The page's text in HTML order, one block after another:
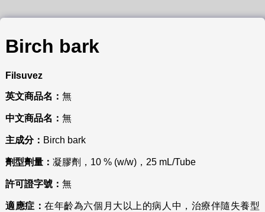
Birch bark
Filsuvez
英文商品名： 無
中文商品名： 無
主成分： Birch bark
劑型劑量： 凝膠劑，10 % (w/w)，25 mL/Tube
許可證字號： 無
適應症：在年齡為六個月大以上的病人中，治療伴隨失養型